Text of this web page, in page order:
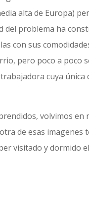
alta de Europa)
del problema ha
con sus
pero poco a poco
cuya
volvimos
de esas imagenes
visitado y dormido